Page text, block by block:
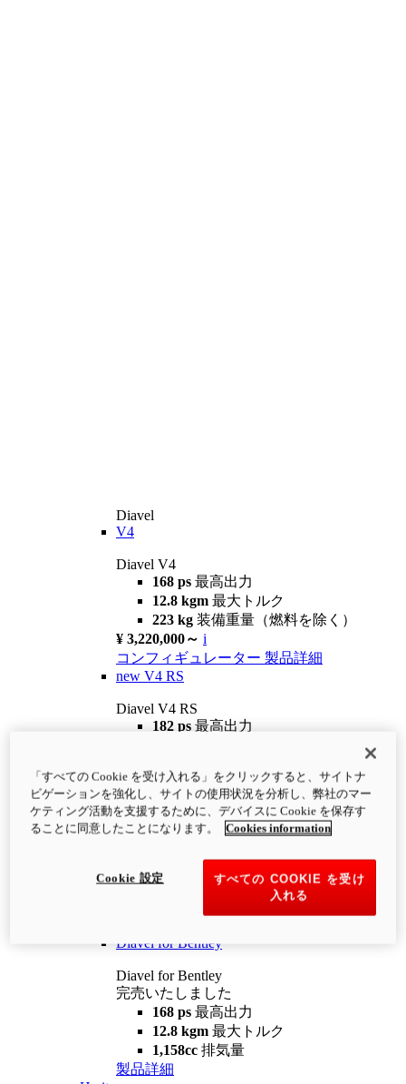
Diavel
V4
Diavel V4
168 ps 最高出力
12.8 kgm 最大トルク
223 kg 装備重量（燃料を除く）
¥ 3,220,000～ i
コンフィギュレーター 製品詳細
new V4 RS
Diavel V4 RS
182 ps 最高出力
¥4,400,000 i
コンフィギュレーター 製品詳細
newV4 RS 100
12.2 kgm
最大トルク
装備重量（燃料を除く）
Diavel for Bentley
Diavel for Bentley
完売いたしました
168 ps 最高出力
12.8 kgm 最大トルク
1,158cc 排気量
製品詳細
「すべての Cookie を受け入れる」をクリックすると、サイトナ
ビゲーションを強化し、サイトの使用状況を分析し、弊社のマー
ケティング活動を支援するために、デバイスに Cookie を保存す
ることに同意したことになります。
Cookies information
すべての COOKIE を受け
入れる
Cookie 設定